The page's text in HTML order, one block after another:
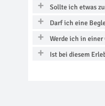
Sollte ich etwas
Darf ich eine
Werde ich in einer
Ist bei diesem